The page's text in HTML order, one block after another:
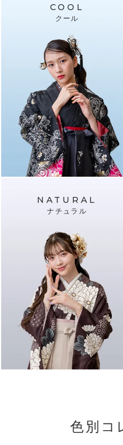
COOL
クール
NATURAL
ナチュラル
色別コ